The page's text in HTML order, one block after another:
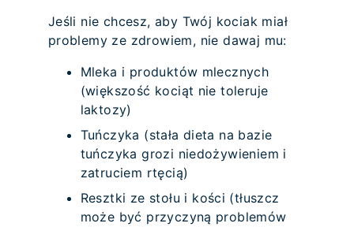
Jeśli nie chcesz, aby Twój kociak miał
problemy ze zdrowiem, nie dawaj mu:
Mleka i produktów mlecznych
(większość kociąt nie toleruje
laktozy)
Tuńczyka (stała dieta na bazie
tuńczyka grozi niedożywieniem i
zatruciem rtęcią)
Resztki ze stołu i kości (tłuszcz
może być przyczyną problemów